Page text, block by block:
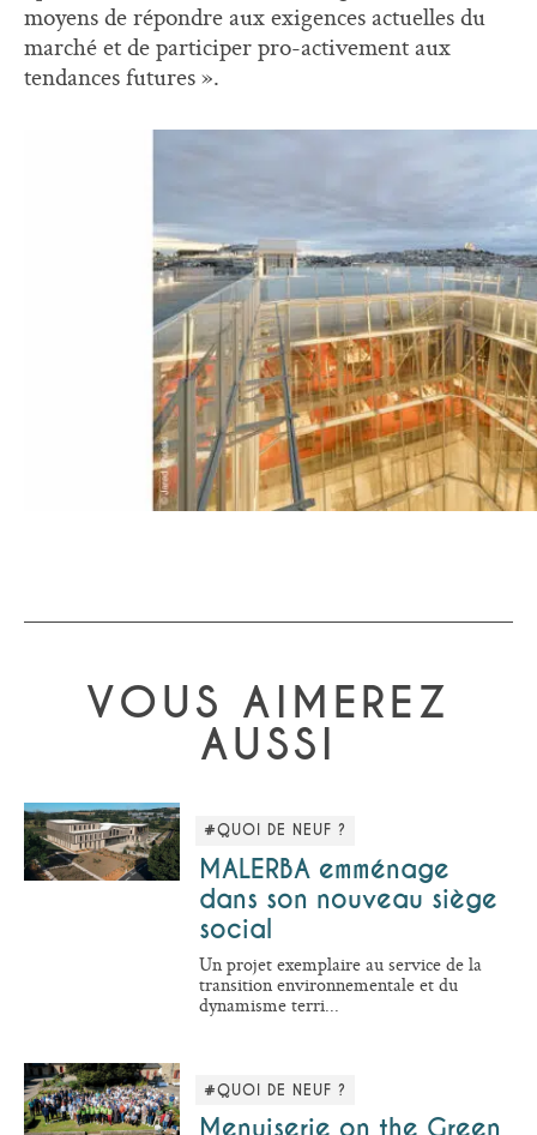
moyens de répondre aux exigences actuelles du
marché et de participer pro-activement aux
tendances futures ».
VOUS AIMEREZ
AUSSI
#QUOI DE NEUF ?
MALERBA emménage
dans son nouveau siège
social
Un projet exemplaire au service de la
transition environnementale et du
dynamisme terri...
#QUOI DE NEUF ?